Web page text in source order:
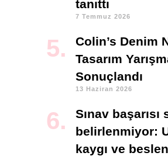
tanıttı
7 Temmuz 2026
Colin’s Denim
Tasarım
Sonuçlandı
13 Haziran 2026
Sınav başarısı
belirlenmiyor:
kaygı ve